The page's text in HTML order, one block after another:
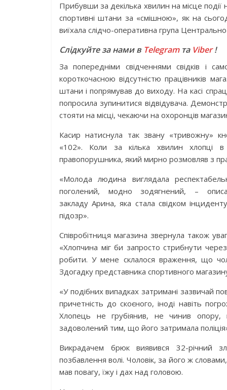
Прибувши за декілька хвилин на місце
спортивні штани за «смішною», як на
виїхала слідчо-оперативна група Центрально-
Слідкуйте за нами в Telegramта Viber!
За попередніми свідченнями свідків і
короткочасною відсутністю працівників
штани і попрямував до виходу. На касі
попросила зупинитися відвідувача.
стояти на місці, чекаючи на охоронців
Касир натиснула так звану «тривожну»
«102». Коли за кілька хвилин хлопці в
правопорушника, який мирно розмовляв з
«Молода людина виглядала
поголений, модно зодягнений, –
закладу Арина, яка стала свідком
підозр».
Співробітниця магазина звернула також
«Хлопчина міг би запросто стрибнути
робити. У мене склалося враження, що
Здогадку представника спортивного
«У подібних випадках затримані зазвичай
причетність до скоєного, іноді навіть
Хлопець не грубіянив, не чинив опору,
задоволений тим, що його затримала
Викрадачем брюк виявився 32-річний
позбавлення волі. Чоловік, за його ж
мав повагу, їжу і дах над головою.